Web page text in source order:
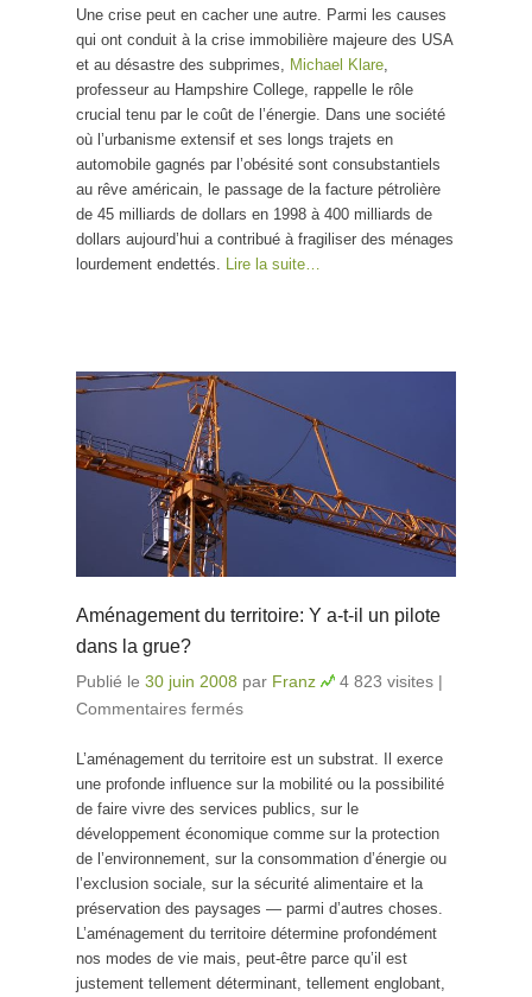
Une crise peut en cacher une autre. Parmi les causes
qui ont conduit à la crise immobilière majeure des USA
et au désastre des subprimes,
Michael Klare
professeur au Hampshire College, rappelle le rôle
crucial tenu par le coût de l’énergie. Dans une société
où l’urbanisme extensif et ses longs trajets en
automobile gagnés par l’obésité sont consubstantiels
au rêve américain, le passage de la facture pétrolière
de 45 milliards de dollars en 1998 à 400 milliards de
dollars aujourd’hui a contribué à fragiliser des ménages
lourdement endettés.
Lire la suite…
Aménagement du territoire: Y a-t-il un pilote
dans la grue?
Publié le 30 juin 2008 par Franz 4 823 visites |
Commentaires fermés
L’aménagement du territoire est un substrat. Il exerce
une profonde influence sur la mobilité ou la possibilité
de faire vivre des services publics, sur le
développement économique comme sur la protection
de l’environnement, sur la consommation d’énergie ou
l’exclusion sociale, sur la sécurité alimentaire et la
préservation des paysages — parmi d’autres choses.
L’aménagement du territoire détermine profondément
nos modes de vie mais, peut-être parce qu’il est
justement tellement déterminant, tellement englobant,